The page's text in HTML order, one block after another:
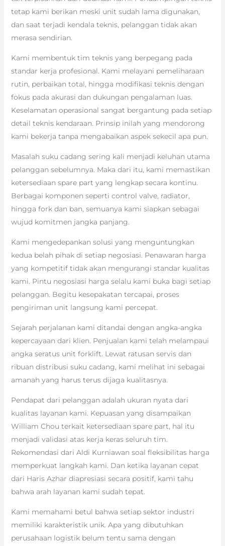
tetap kami berikan meski unit sudah lama digunakan,
dan saat terjadi kendala teknis, pelanggan tidak akan
merasa sendirian.
Kami membentuk tim teknis yang berpegang pada
standar kerja profesional. Kami melayani pemeliharaan
rutin, perbaikan total, hingga modifikasi teknis dengan
fokus pada akurasi dan dukungan pengalaman luas.
Keselamatan operasional sangat bergantung pada setiap
detail teknis kendaraan. Prinsip inilah yang mendorong
kami bekerja tanpa mengabaikan aspek sekecil apa pun.
Masalah suku cadang sering kali menjadi keluhan utama
pelanggan sebelumnya. Maka dari itu, kami memastikan
ketersediaan spare part yang lengkap secara kontinu.
Berbagai komponen seperti control valve, radiator,
hingga fork dan ban, semuanya kami siapkan sebagai
wujud komitmen jangka panjang.
Kami mengedepankan solusi yang menguntungkan
kedua belah pihak di setiap negosiasi. Penawaran harga
yang kompetitif tidak akan mengurangi standar kualitas
kami. Pintu negosiasi harga selalu kami buka bagi setiap
pelanggan. Begitu kesepakatan tercapai, proses
pengiriman unit langsung kami percepat.
Sejarah perjalanan kami ditandai dengan angka-angka
kepercayaan dari klien. Penjualan kami telah melampaui
angka seratus unit forklift. Lewat ratusan servis dan
ribuan distribusi suku cadang, kami melihat ini sebagai
amanah yang harus terus dijaga kualitasnya.
Pendapat dari pelanggan adalah ukuran nyata dari
kualitas layanan kami. Kepuasan yang disampaikan
William Chou terkait ketersediaan spare part, hal itu
menjadi validasi atas kerja keras seluruh tim.
Rekomendasi dari Aldi Kurniawan soal fleksibilitas harga
memperkuat langkah kami. Dan ketika layanan cepat
dari Haris Azhar diapresiasi secara positif, kami tahu
bahwa arah layanan kami sudah tepat.
Kami memahami betul bahwa setiap sektor industri
memiliki karakteristik unik. Apa yang dibutuhkan
perusahaan logistik belum tentu sama dengan